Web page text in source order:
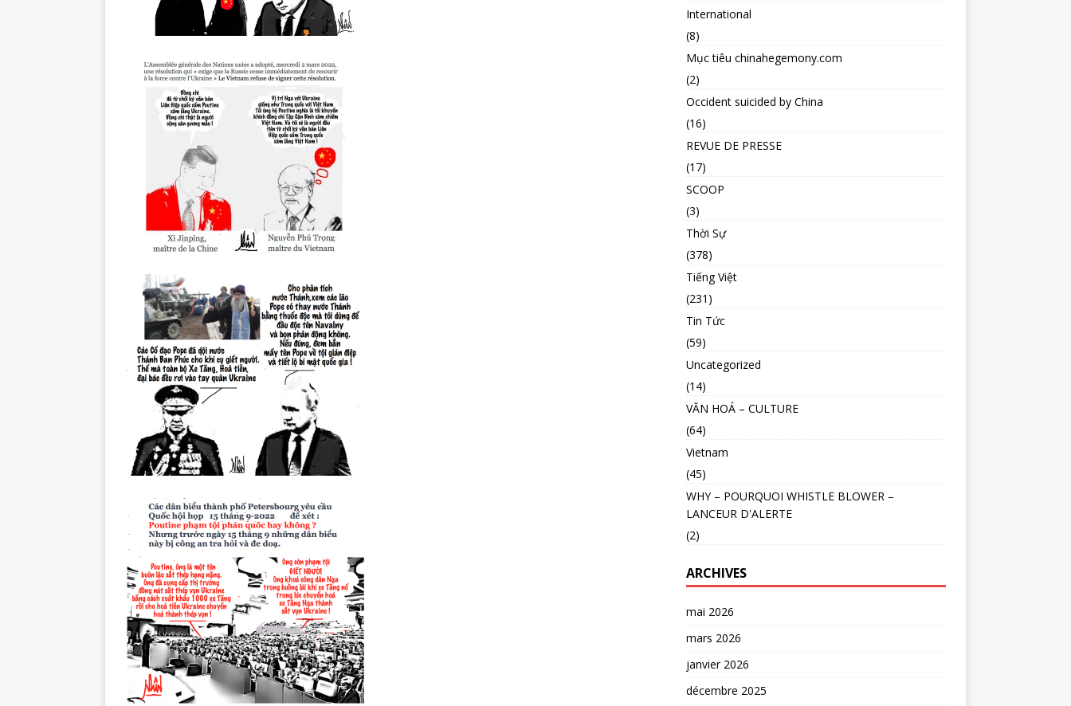
International
(8)
Mục tiêu chinahegemony.com
(2)
Occident suicided by China
(16)
REVUE DE PRESSE
(17)
SCOOP
(3)
Thời Sự
(378)
Tiếng Việt
(231)
Tin Tức
(59)
Uncategorized
(14)
VĂN HOÁ – CULTURE
(64)
Vietnam
(45)
WHY – POURQUOI WHISTLE BLOWER –
LANCEUR D'ALERTE
(2)
ARCHIVES
mai 2026
mars 2026
janvier 2026
décembre 2025